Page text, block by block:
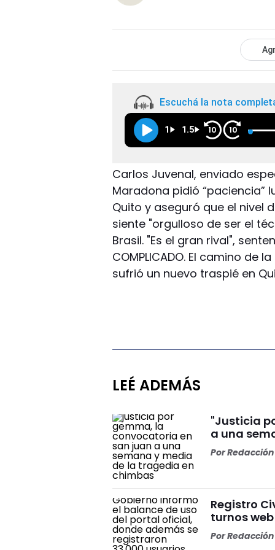
Escuchá la nota
1 1.5 10 10
Carlos Juvenal, enviado
Maradona pidió
Quito y aseguró que el nivel
siente "orgulloso de ser el
Brasil. "Es el gran rival",
COMPLICADO. El camino de
sufrió un nuevo traspié en
LEÉ ADEMÁS
"Justicia
a una
Por
Registro
turnos
Por